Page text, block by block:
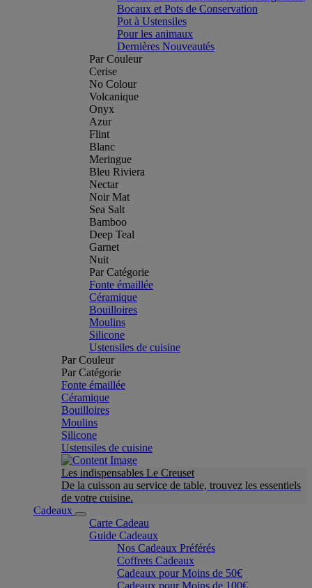
Bocaux et Pots de Conservation
Pot à Ustensiles
Pour les animaux
Dernières Nouveautés
Par Couleur
Cerise
No Colour
Volcanique
Onyx
Azur
Flint
Blanc
Meringue
Bleu Riviera
Nectar
Noir Mat
Sea Salt
Bamboo
Deep Teal
Garnet
Nuit
Par Catégorie
Fonte émaillée
Céramique
Bouilloires
Moulins
Silicone
Ustensiles de cuisine
Par Couleur
Par Catégorie
Fonte émaillée
Céramique
Bouilloires
Moulins
Silicone
Ustensiles de cuisine
Les indispensables Le Creuset
De la cuisson au service de table, trouvez les essentiels
de votre cuisine.
Cadeaux
Carte Cadeau
Guide Cadeaux
Nos Cadeaux Préférés
Coffrets Cadeaux
Cadeaux pour Moins de 50€
Cadeaux pour Moins de 100€